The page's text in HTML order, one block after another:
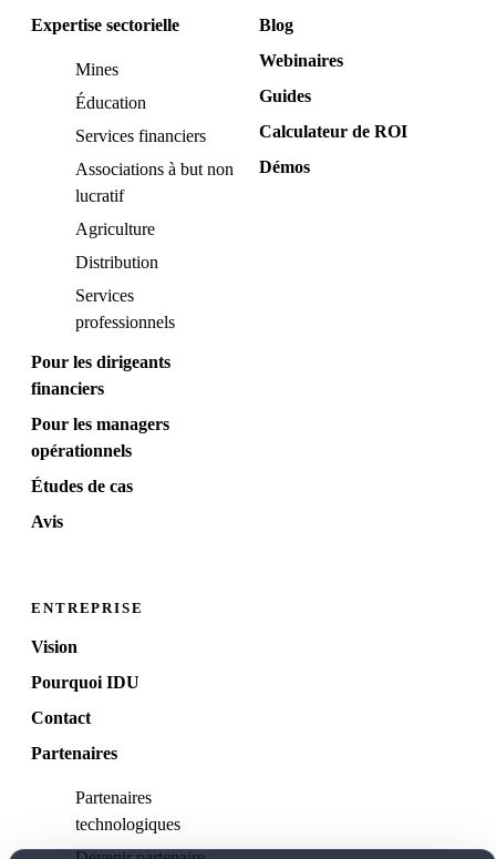
Expertise sectorielle
Mines
Éducation
Services financiers
Associations à but non
lucratif
Agriculture
Distribution
Services
professionnels
Pour les dirigeants
financiers
Pour les managers
opérationnels
Études de cas
Avis
Blog
Webinaires
Guides
Calculateur de ROI
Démos
ENTREPRISE
Vision
Pourquoi IDU
Contact
Partenaires
Partenaires
technologiques